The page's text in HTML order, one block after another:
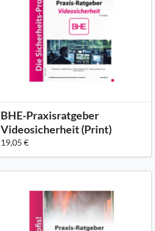
BHE-Praxisratgeber
Videosicherheit (Print)
19,05 €